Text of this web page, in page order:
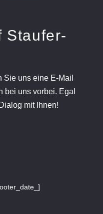
Staufer-
Sie uns eine E-Mail
bei uns vorbei. Egal
mit Ihnen!